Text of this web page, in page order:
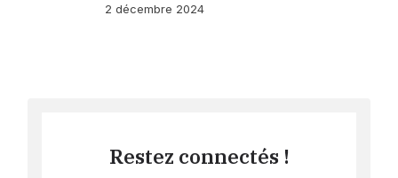
2 décembre 2024
Restez connectés !